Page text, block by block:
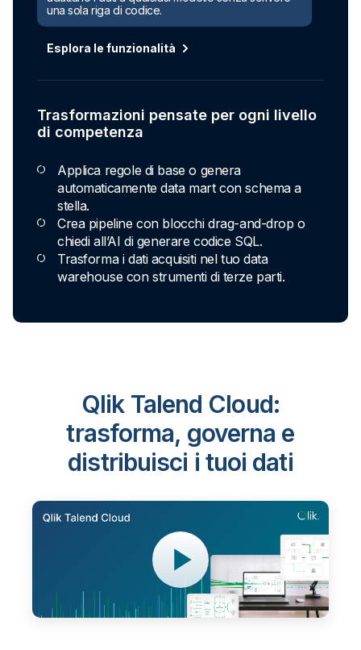
una sola riga di codice.
Esplora le funzionalità
Trasformazioni pensate per ogni livello
di competenza
Applica regole di base o genera
automaticamente data mart con schema a
stella.
Crea pipeline con blocchi drag-and-drop o
chiedi all’AI di generare codice SQL.
Trasforma i dati acquisiti nel tuo data
warehouse con strumenti di terze parti.
Qlik Talend Cloud:
trasforma, governa e
distribuisci i tuoi dati